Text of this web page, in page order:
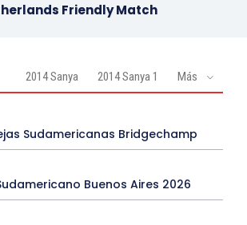
Friendly Match
2014 Sanya 2014 Sanya 1 Más
Sudamericanas Bridgechamp
Buenos Aires 2026